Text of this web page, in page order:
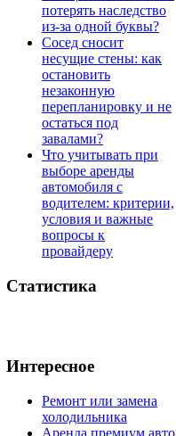
потерять наследство
из-за одной буквы?
Сосед сносит
несущие стены: как
остановить
незаконную
перепланировку и не
остаться под
завалами?
Что учитывать при
выборе аренды
автомобиля с
водителем: критерии,
условия и важные
вопросы к
провайдеру
Статистика
Интересное
Ремонт или замена
холодильника